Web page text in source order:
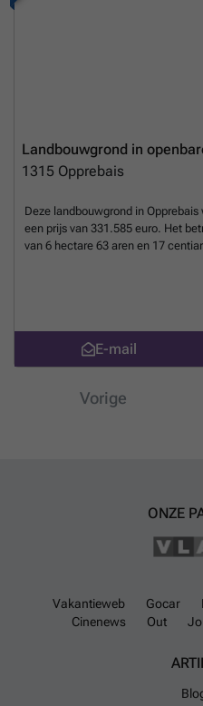
1315 Opprebais
Deze landbouwgrond in
een prijs van 331.585 euro. Het
van 6 hectare 63 aren en 17
beschikbaar zijn in onderling
gehouden met het verwijderen
2026. De zone is bestemd voor
overstromingsrisico’s, wat het
biedt een interessante kans voor
E-mail
Vorige
ONZE
Vakantieweb Gocar
Cinenews
Out